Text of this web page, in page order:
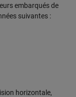
embarqués de
suivantes :
horizontale,